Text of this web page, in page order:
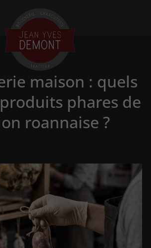
maison : quels
phares de
roannaise ?